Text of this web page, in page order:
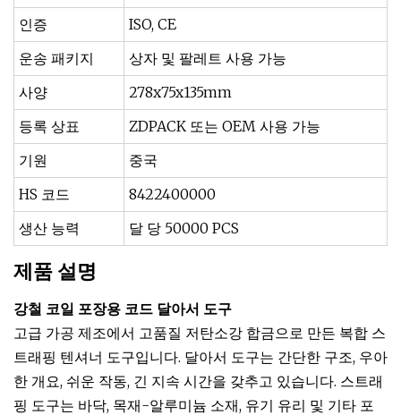
인증
ISO, CE
운송 패키지
상자 및 팔레트 사용 가능
사양
278x75x135mm
등록 상표
ZDPACK 또는 OEM 사용 가능
기원
중국
HS 코드
8422400000
생산 능력
달 당 50000 PCS
제품 설명
강철 코일 포장용 코드 달아서 도구
고급 가공 제조에서 고품질 저탄소강 합금으로 만든 복합 스
트래핑 텐셔너 도구입니다. 달아서 도구는 간단한 구조, 우아
한 개요, 쉬운 작동, 긴 지속 시간을 갖추고 있습니다. 스트래
핑 도구는 바닥, 목재-알루미늄 소재, 유기 유리 및 기타 포